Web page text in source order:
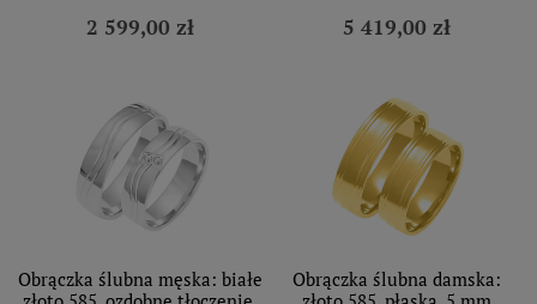
2 599,00 zł 5 419,00 zł
Obrączka ślubna męska: białe
Obrączka ślubna damska: